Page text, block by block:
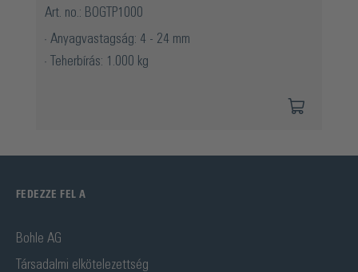
Art. no.: BOGTP1000
Anyagvastagság: 4 - 24 mm
Teherbírás: 1.000 kg
FEDEZZE FEL A
Bohle AG
Társadalmi elkötelezettség